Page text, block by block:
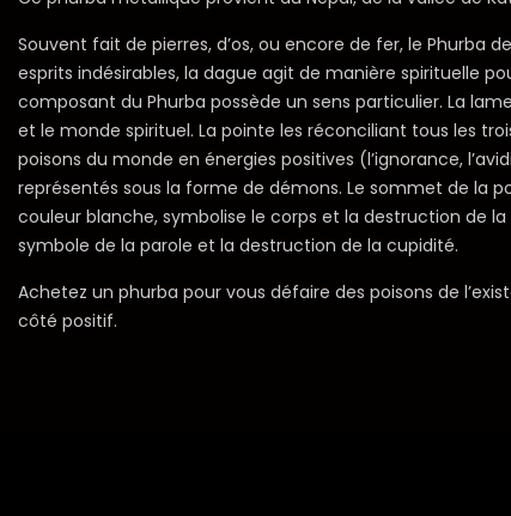
Souvent fait de pierres, d’os, ou encore de fer, le Phurba
esprits indésirables, la dague agit de manière spirituelle
composant du Phurba possède un sens particulier. La
et le monde spirituel. La pointe les réconciliant tous les
poisons du monde en énergies positives (l’ignorance,
représentés sous la forme de démons. Le sommet de la
couleur blanche, symbolise le corps et la destruction de la
symbole de la parole et la destruction de la cupidité.
Achetez un phurba pour vous défaire des poisons de
côté positif.